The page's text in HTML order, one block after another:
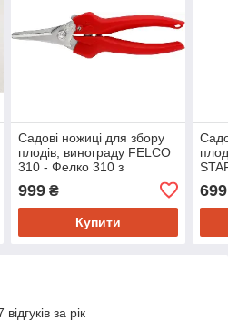
Садові ножиці для збору
плодів, винограду FELCO
310 - Фелко 310 з
999₴
Купити
699
за рік